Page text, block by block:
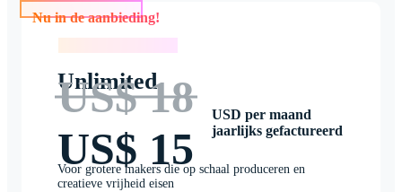
Nu in de aanbieding!
Unlimited
US$ 18
US$ 15
USD per maand
jaarlijks gefactureerd
Voor grotere makers die op schaal produceren en
creatieve vrijheid eisen